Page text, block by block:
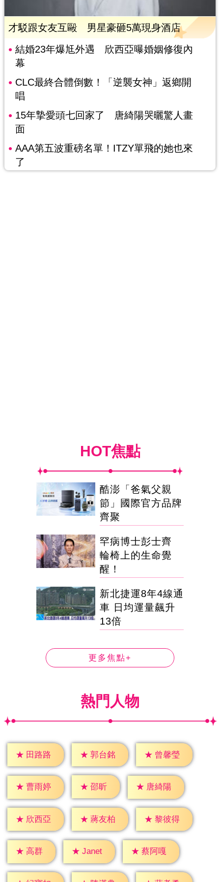
才駁跟女友互毆 男星豪砸5萬現身酒店
結婚23年爆尪外遇 欣西亞曝婚姻修復內
幕
CLC最終合體倒數！「逆襲女神」返鄉開
唱
15年摯愛頭七回家了 唐綺陽哭曬驚人畫
面
AAA第五波重磅名單！ITZY單飛的她也來
了
HOT焦點
酷澎「爸氣父親
節」國際官方品牌
齊聚
罕病博士彭士齊
輪椅上的生命覺
醒！
新北捷運8年4線通
車 日均運量飆升
13倍
更多焦點+
熱門人物
★ 田路路 ★ 郭台銘 ★ 曾馨瑩
★ 曹雨婷 ★ 邵昕 ★ 唐綺陽
★ 欣西亞 ★ 蔣友柏 ★ 黎彼得
★ 高群 ★ Janet ★ 蔡阿嘎